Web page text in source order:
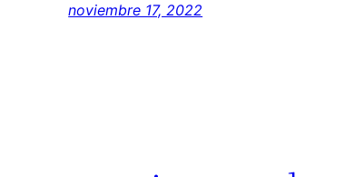
noviembre 17, 2022